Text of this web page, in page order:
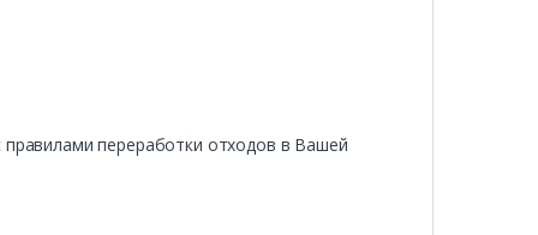
переработки отходов в Вашей